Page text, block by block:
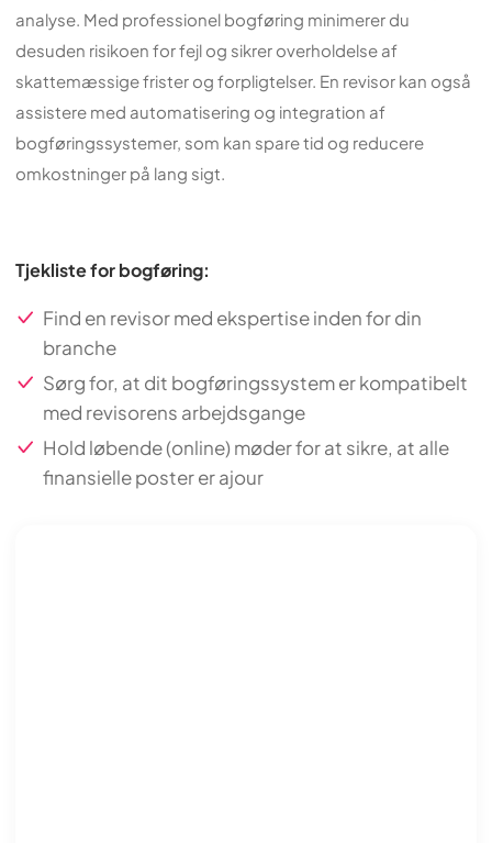
analyse. Med professionel bogføring minimerer du
desuden risikoen for fejl og sikrer overholdelse af
skattemæssige frister og forpligtelser. En revisor kan også
assistere med automatisering og integration af
bogføringssystemer, som kan spare tid og reducere
omkostninger på lang sigt.
Tjekliste for bogføring:
Find en revisor med ekspertise inden for din
branche
Sørg for, at dit bogføringssystem er kompatibelt
med revisorens arbejdsgange
Hold løbende (online) møder for at sikre, at alle
finansielle poster er ajour